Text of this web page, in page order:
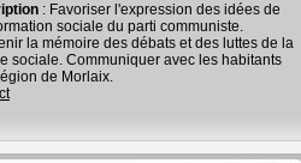
: Favoriser l'expression des idées de
sociale du parti communiste.
la mémoire des débats et des luttes de la
sociale. Communiquer avec les habitants
de Morlaix.